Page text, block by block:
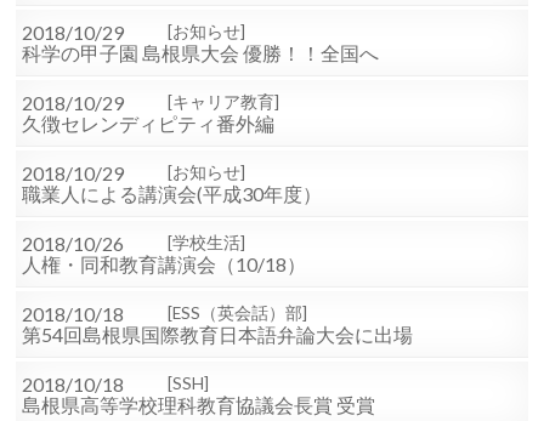
2018/10/29 お知らせ
科学の甲子園 島根県大会 優勝！！全国へ
2018/10/29 キャリア教育
久徴セレンディピティ番外編
2018/10/29 お知らせ
職業人による講演会(平成30年度）
2018/10/26 学校生活
人権・同和教育講演会（10/18）
2018/10/18 ESS（英会話）部
第54回島根県国際教育日本語弁論大会に出場
2018/10/18 SSH
島根県高等学校理科教育協議会長賞 受賞